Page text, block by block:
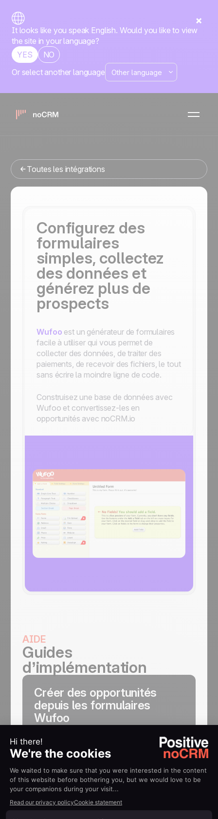
It looks like you speak English. Would you like to view
the site in your language?
YES
NO
Or select another language
No-code
WufooxnoCRM
Vous cherchez un outil de gestion commerciale qui
Toutes les intégrations
Configurez des
formulaires
simples, collectez
des données et
générez plus de
prospects
Wufoo est un générateur de formulaires
facile à utiliser qui vous permet de
collecter des données, de traiter des
paiements, de recevoir des fichiers, le tout
sans écrire la moindre ligne de code.
Construisez une base de données avec
Wufoo et convertissez-les en
opportunités avec noCRM.io
AIDE
Guides
d’implémentation
Créer des opportunités
depuis les formulaires
Wufoo
des formulaires de contact Wufoo
En savoir plus